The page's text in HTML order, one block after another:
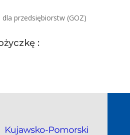
przedsiębiorstw (GOZ)
: